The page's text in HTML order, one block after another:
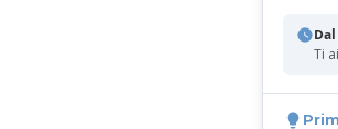
Ti